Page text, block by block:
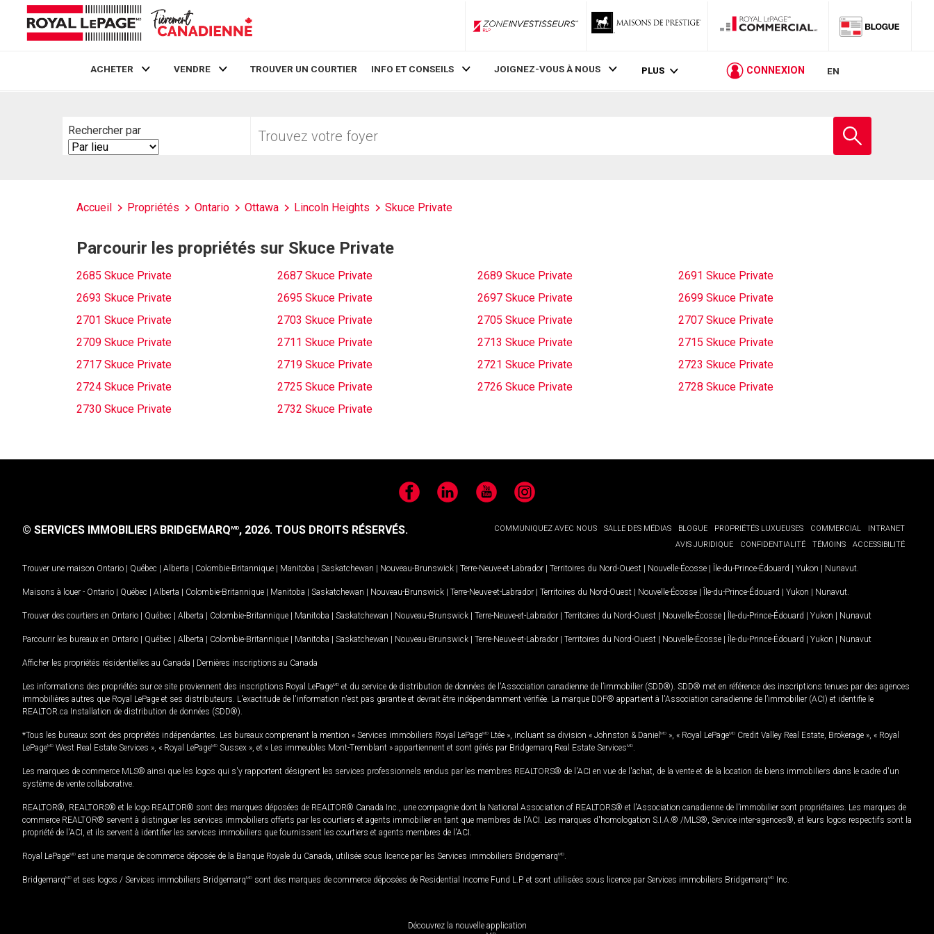
ZoneInvestisseurs RLP
ACHETER VENDRE TROUVER UN COURTIER INFO ET CONSEILS JOIGNEZ-VOUS À NOUS PLUS CONNEXION EN
Rechercher par
Search
By
votre
Accueil Propriétés Ontario Ottawa Lincoln Heights Skuce Private
Parcourir les propriétés sur Skuce Private
2685 Skuce Private 2687 Skuce Private 2689 Skuce Private
2691 Skuce Private
2693 Skuce Private
2695 Skuce Private 2697 Skuce Private
2699 Skuce Private
2701 Skuce Private
2703 Skuce Private 2705 Skuce Private
2707 Skuce Private
2709 Skuce Private
2711 Skuce Private 2713 Skuce Private
2715 Skuce Private
2717 Skuce Private
2719 Skuce Private 2721 Skuce Private
2723 Skuce Private
2724 Skuce Private
2725 Skuce Private 2726 Skuce Private
2728 Skuce Private
2730 Skuce Private
2732 Skuce Private
FacebookLinkedIn YouTubeInstagram
COMMUNIQUEZ AVEC NOUS SALLE DES MÉDIAS BLOGUE PROPRIÉTÉS LUXUEUSES COMMERCIAL
INTRANET
AVIS JURIDIQUE
CONFIDENTIALITÉ TÉMOINS ACCESSIBILITÉ
© SERVICES IMMOBILIERS BRIDGEMARQMD, 2026. TOUS DROITS RÉSERVÉS.
Trouver une maison Ontario | Québec | Alberta | Colombie-Britannique | Manitoba | Saskatchewan | Nouveau-Brunswick | Terre-Neuve-et-Labrador | Territoires du Nord-Ouest | Nouvelle-Écosse | Île-du-Prince-Édouard | Yukon | Nunavut
Maisons à louer - Ontario | Québec | Alberta | Colombie-Britannique | Manitoba | Saskatchewan | Nouveau-Brunswick | Terre-Neuve-et-Labrador | Territoires du Nord-Ouest | Nouvelle-Écosse | Île-du-Prince-Édouard | Yukon | Nunavut
Trouver des courtiers en Ontario | Québec | Alberta | Colombie-Britannique | Manitoba | Saskatchewan | Nouveau-Brunswick | Terre-Neuve-et-Labrador | Territoires du Nord-Ouest | Nouvelle-Écosse | Île-du-Prince-Édouard | Yukon | Nunavut
Parcourir les bureaux en Ontario | Québec | Alberta | Colombie-Britannique | Manitoba | Saskatchewan | Nouveau-Brunswick | Terre-Neuve-et-Labrador | Territoires du Nord-Ouest | Nouvelle-Écosse | Île-du-Prince-Édouard | Yukon | Nunavut
Afficher les propriétés résidentielles au Canada | Dernières inscriptions au Canada
Les informations des propriétés sur ce site proviennent des inscriptions Royal LePageMD et du service de distribution de données de l'Association canadienne de l’immobilier (SDD®). SDD® met en référence des inscriptions tenues par des agences
immobilières autres que Royal LePage et ses distributeurs. L'exactitude de l'information n'est pas garantie et devrait être indépendamment vérifiée. La marque DDF® appartient à l'Association canadienne de l’immobilier (ACI) et identifie le
REALTOR.ca Installation de distribution de données (SDD®).
*Tous les bureaux sont des propriétés indépendantes. Les bureaux comprenant la mention « Services immobiliers Royal LePageMD Ltée », incluant sa division « Johnston & Daniel MD », « Royal LePageMD Credit Valley Real Estate, Brokerage », « Royal
LePageMD West Real Estate Services », « Royal LePageMD Sussex », et « Les immeubles Mont-Tremblant » appartiennent et sont gérés par Bridgemarq Real Estate ServicesMD
Les marques de commerce MLS® ainsi que les logos qui s'y rapportent désignent les services professionnels rendus par les membres REALTORS® de l'ACI en vue de l'achat, de la vente et de la location de biens immobiliers dans le cadre d'un
système de vente collaborative.
REALTOR®, REALTORS® et le logo REALTOR® sont des marques déposées de REALTOR® Canada Inc., une compagnie dont la National Association of REALTORS® et l'Association canadienne de l’immobilier sont propriétaires. Les marques de
commerce REALTOR® servent à distinguer les services immobiliers offerts par les courtiers et agents immobilier en tant que membres de l'ACI. Les marques d'homologation S.I.A.® /MLS®, Service inter-agences®, et leurs logos respectifs sont la
propriété de l'ACI, et ils servent à identifier les services immobiliers que fournissent les courtiers et agents membres de l'ACI.
Royal LePageMD est une marque de commerce déposée de la Banque Royale du Canada, utilisée sous licence par les Services immobiliers BridgemarqMD
BridgemarqMD et ses logos / Services immobiliers BridgemarqMD sont des marques de commerce déposées de Residential Income Fund L.P. et sont utilisées sous licence par Services immobiliers BridgemarqMD Inc.
Découvrez la nouvelle application